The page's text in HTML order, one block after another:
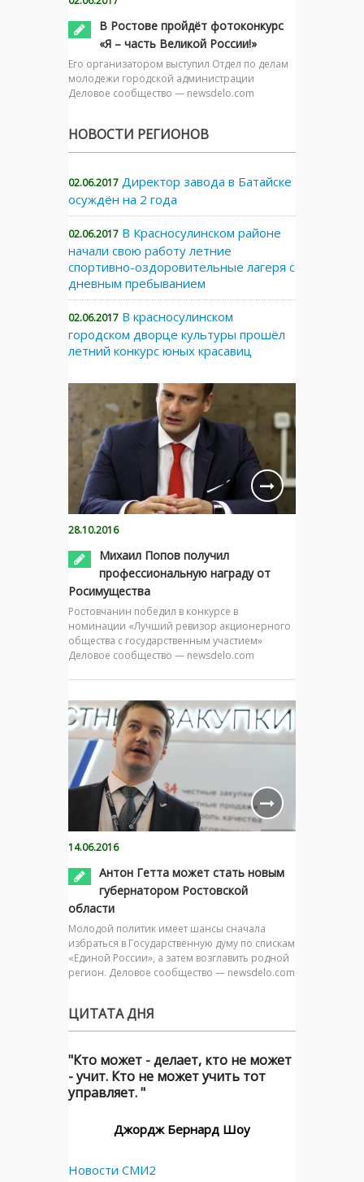
В Ростове пройдёт фотоконкурс
«Я – часть Великой России!»
Его организатором выступил Отдел по делам
молодежи городской администрации
Деловое сообщество — newsdelo.com
НОВОСТИ РЕГИОНОВ
02.06.2017 Директор завода в Батайске
осуждён на 2 года
02.06.2017 В Красносулинском районе
начали свою работу летние
спортивно-оздоровительные лагеря с
дневным пребыванием
02.06.2017 В красносулинском
городском дворце культуры прошёл
летний конкурс юных красавиц
28.10.2016
Михаил Попов получил
профессиональную награду от
Росимущества
Ростовчанин победил в конкурсе в
номинации «Лучший ревизор акционерного
общества с государственным участием»
Деловое сообщество — newsdelo.com
14.06.2016
Антон Гетта может стать новым
губернатором Ростовской
области
Молодой политик имеет шансы сначала
избраться в Государственную думу по спискам
«Единой России», а затем возглавить родной
регион. Деловое сообщество — newsdelo.com
ЦИТАТА ДНЯ
"Кто может - делает, кто не может
- учит. Кто не может учить тот
управляет. "
Джордж Бернард Шоу
Новости СМИ2